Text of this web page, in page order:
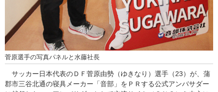
菅原選手の写真パネルと水藤社長
サッカー日本代表のＤＦ菅原由勢（ゆきなり）選手（23）が、蒲
郡市三谷北通の寝具メーカー「音部」をＰＲする公式アンバサダー